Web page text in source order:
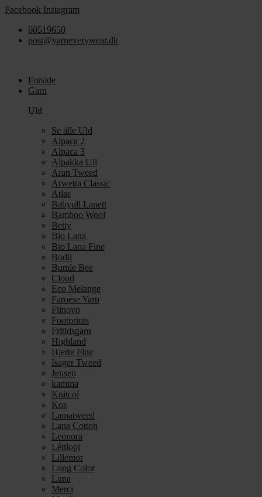
Videre
indhold
Facebook Instagram
60519650
post@yarneverywear.dk
Forside
Garn
Uld
Se alle Uld
Alpaca 2
Alpaca 3
Alpakka Ull
Aran Tweed
Arwetta Classic
Atlas
Babyull Lanett
Bamboo Wool
Betty
Bio Lana
Bio Lana Fine
Bodil
Bumle Bee
Cloud
Eco Melange
Faroese Yarn
Filnovo
Footprints
Fritidsgarn
Highland
Hjerte Fine
Isager Tweed
Jensen
kamma
Knitcol
Kos
Lamatweed
Lana Cotton
Leonora
Léttlopi
Lillemor
Long Color
Luna
Merci